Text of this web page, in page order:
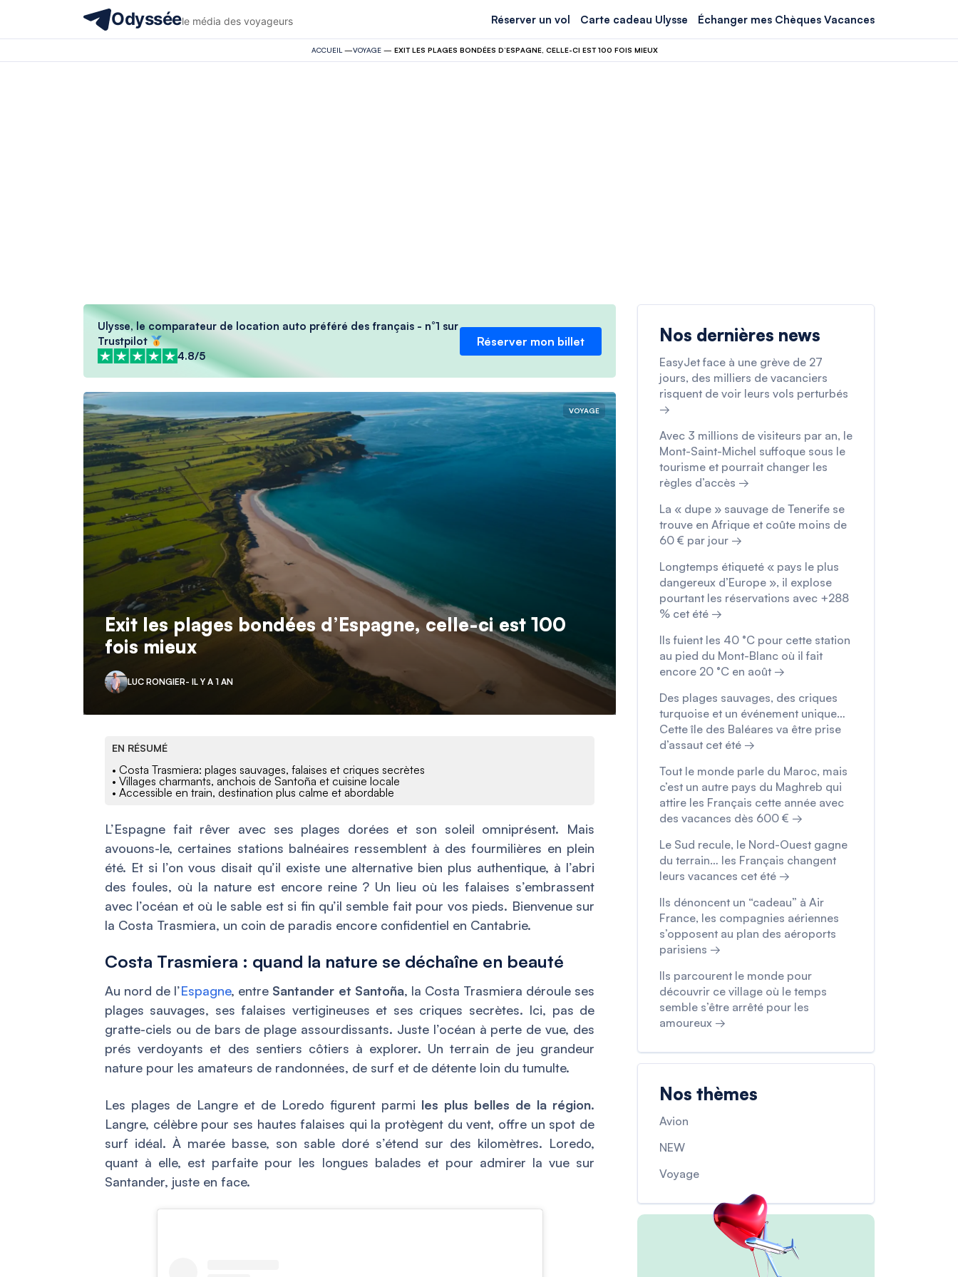
Odysséele média des voyageurs Réserver un vol Carte cadeau Ulysse Échanger mes Chèques Vacances
ACCUEIL —VOYAGE— EXIT LES PLAGES BONDÉES D’ESPAGNE, CELLE-CI EST 100 FOIS MIEUX
Ulysse, le comparateur de location auto préféré des français - n°1 sur
Trustpilot
4.8/5
Réserver mon billet
VOYAGE
Exit les plages bondées d’Espagne, celle-ci est 100
fois mieux
LUC RONGIER- IL Y A 1 AN
EN RÉSUMÉ
• Costa Trasmiera: plages sauvages, falaises et criques secrètes
• Villages charmants, anchois de Santoña et cuisine locale
• Accessible en train, destination plus calme et abordable
L’Espagne fait rêver avec ses plages dorées et son soleil omniprésent. Mais
avouons-le, certaines stations balnéaires ressemblent à des fourmilières en plein
été. Et si l’on vous disait qu’il existe une alternative bien plus authentique, à l’abri
des foules, où la nature est encore reine ? Un lieu où les falaises s’embrassent
avec l’océan et où le sable est si fin qu’il semble fait pour vos pieds. Bienvenue sur
la Costa Trasmiera, un coin de paradis encore confidentiel en Cantabrie.
Costa Trasmiera : quand la nature se déchaîne en beauté
Au nord de l’Espagne, entre Santander et Santoña, la Costa Trasmiera déroule ses
plages sauvages, ses falaises vertigineuses et ses criques secrètes. Ici, pas de
gratte-ciels ou de bars de plage assourdissants. Juste l’océan à perte de vue, des
prés verdoyants et des sentiers côtiers à explorer. Un terrain de jeu grandeur
nature pour les amateurs de randonnées, de surf et de détente loin du tumulte.
Les plages de Langre et de Loredo figurent parmi les plus belles de la région.
Langre, célèbre pour ses hautes falaises qui la protègent du vent, offre un spot de
surf idéal. À marée basse, son sable doré s’étend sur des kilomètres. Loredo,
quant à elle, est parfaite pour les longues balades et pour admirer la vue sur
Santander, juste en face.
Nos dernières news
EasyJet face à une grève de 27
jours, des milliers de vacanciers
risquent de voir leurs vols perturbés
→
Avec 3 millions de visiteurs par an, le
Mont-Saint-Michel suffoque sous le
tourisme et pourrait changer les
règles d’accès →
La « dupe » sauvage de Tenerife se
trouve en Afrique et coûte moins de
60 € par jour →
Longtemps étiqueté « pays le plus
dangereux d’Europe », il explose
pourtant les réservations avec +288
% cet été →
Ils fuient les 40 °C pour cette station
au pied du Mont-Blanc où il fait
encore 20 °C en août →
Des plages sauvages, des criques
turquoise et un événement unique…
Cette île des Baléares va être prise
d’assaut cet été →
Tout le monde parle du Maroc, mais
c’est un autre pays du Maghreb qui
attire les Français cette année avec
des vacances dès 600 € →
Le Sud recule, le Nord-Ouest gagne
du terrain… les Français changent
leurs vacances cet été →
Ils dénoncent un “cadeau” à Air
France, les compagnies aériennes
s’opposent au plan des aéroports
parisiens →
Ils parcourent le monde pour
découvrir ce village où le temps
semble s’être arrêté pour les
amoureux →
Nos thèmes
Avion
NEW
Voyage